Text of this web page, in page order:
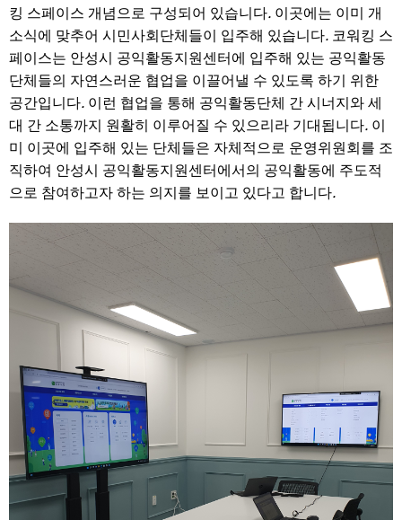
킹 스페이스 개념으로 구성되어 있습니다. 이곳에는 이미 개
소식에 맞추어 시민사회단체들이 입주해 있습니다. 코워킹 스
페이스는 안성시 공익활동지원센터에 입주해 있는 공익활동
단체들의 자연스러운 협업을 이끌어낼 수 있도록 하기 위한
공간입니다. 이런 협업을 통해 공익활동단체 간 시너지와 세
대 간 소통까지 원활히 이루어질 수 있으리라 기대됩니다. 이
미 이곳에 입주해 있는 단체들은 자체적으로 운영위원회를 조
직하여 안성시 공익활동지원센터에서의 공익활동에 주도적
으로 참여하고자 하는 의지를 보이고 있다고 합니다.